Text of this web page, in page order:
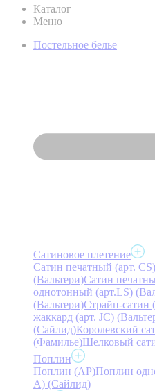
Каталог
Меню
Постельное белье
Сатиновое плетение
Сатин печатный (арт. СS)
(Вальтери)Сатин
однотонный (арт.LS)
(Вальтери)Страйп-сатин
жаккард (арт. JC)
(Сайлид)Королевский
(Фамилье)Шелковый
Поплин
Поплин (AP)Поплин
А) (Сайлид)